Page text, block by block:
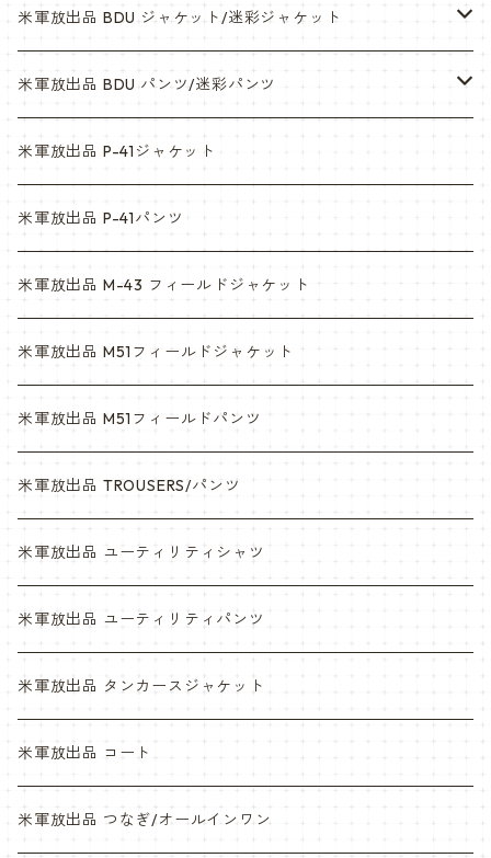
米軍放出品 BDU ジャケット/迷彩ジャケット
ウッドランド
ACU
マルチカム
3c
6c
デザート
デザートマーパット
ABU
NWU
米軍放出品 BDU パンツ/迷彩パンツ
ウッドランド
ACU
マルチカム
3c
6c
デザート
デザートマーパット
ABU
NWU
米軍放出品 P-41ジャケット
米軍放出品 P-41パンツ
米軍放出品 M-43 フィールドジャケット
米軍放出品 M51フィールドジャケット
米軍放出品 M51フィールドパンツ
米軍放出品 TROUSERS/パンツ
米軍放出品 ユーティリティシャツ
米軍放出品 ユーティリティパンツ
米軍放出品 タンカースジャケット
米軍放出品 コート
米軍放出品 つなぎ/オールインワン